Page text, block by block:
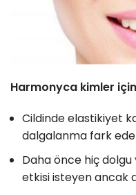
Harmonyca kimler
Cildinde elastikiyet
dalgalanma fark
Daha önce hiç dolgu
etkisi isteyen ancak